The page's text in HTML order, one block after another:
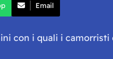
Email
con i quali i camorristi